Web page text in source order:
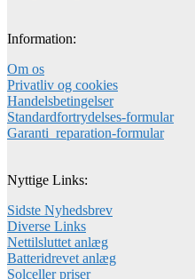
Information:
Om os
Privatliv og cookies
Handelsbetingelser
Standardfortrydelses-formular
Garanti_reparation-formular
Nyttige Links:
Sidste Nyhedsbrev
Diverse Links
Nettilsluttet anlæg
Batteridrevet anlæg
Solceller priser